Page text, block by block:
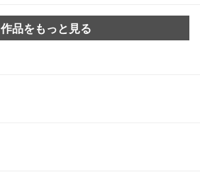
作品をもっと見る